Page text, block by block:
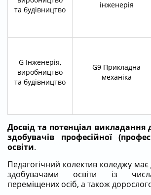
та будівництво
інженерія
G Інженерія,
виробництво
та будівництво
G9 Прикладна
механіка
Досвід та потенціал викладання
здобувачів професійної
освіти.
Педагогічний колектив коледжу має
здобувачами освіти із
переміщених осіб, а також